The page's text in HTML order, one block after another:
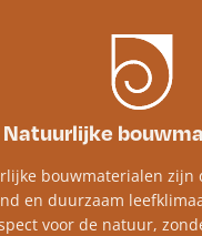
Natuurlijke
bouwmaterialen zijn
en duurzaam
voor de natuur,